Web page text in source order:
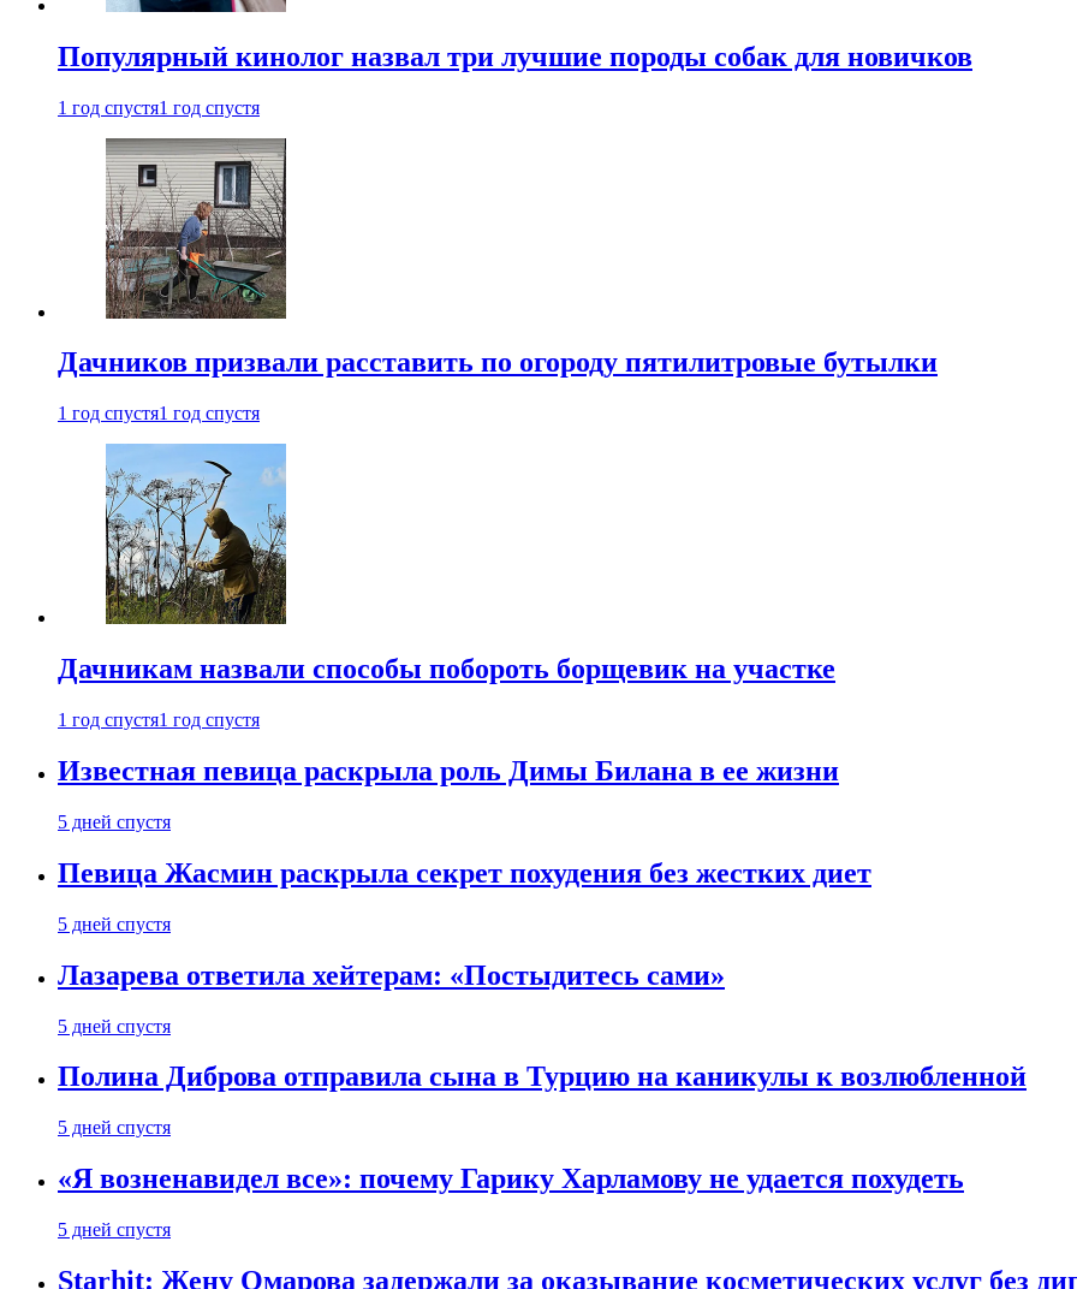
Популярный кинолог назвал три лучшие породы собак для новичков
1 год спустя1 год спустя
Дачников призвали расставить по огороду пятилитровые бутылки
1 год спустя1 год спустя
Дачникам назвали способы побороть борщевик на участке
1 год спустя1 год спустя
Известная певица раскрыла роль Димы Билана в ее жизни
5 дней спустя
Певица Жасмин раскрыла секрет похудения без жестких диет
5 дней спустя
Лазарева ответила хейтерам: «Постыдитесь сами»
5 дней спустя
Полина Диброва отправила сына в Турцию на каникулы к возлюбленной
5 дней спустя
«Я возненавидел все»: почему Гарику Харламову не удается похудеть
5 дней спустя
Starhit: Жену Омарова задержали за оказывание косметических услуг без